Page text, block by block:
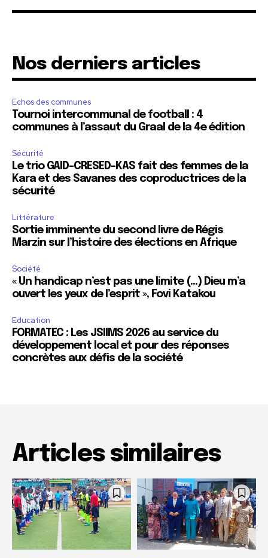
Nos derniers articles
Echos des communes
Tournoi intercommunal de football : 4
communes à l’assaut du Graal de la 4e édition
Sécurité
Le trio GAID-CRESED-KAS fait des femmes de la
Kara et des Savanes des coproductrices de la
sécurité
Littérature
Sortie imminente du second livre de Régis
Marzin sur l’histoire des élections en Afrique
Société
« Un handicap n’est pas une limite (…) Dieu m’a
ouvert les yeux de l’esprit », Fovi Katakou
Education
FORMATEC : Les JSIIMS 2026 au service du
développement local et pour des réponses
concrètes aux défis de la société
Articles similaires